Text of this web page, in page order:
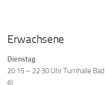
Erwachsene
Dienstag
20:15 – 22:30 Uhr Turnhalle
6)